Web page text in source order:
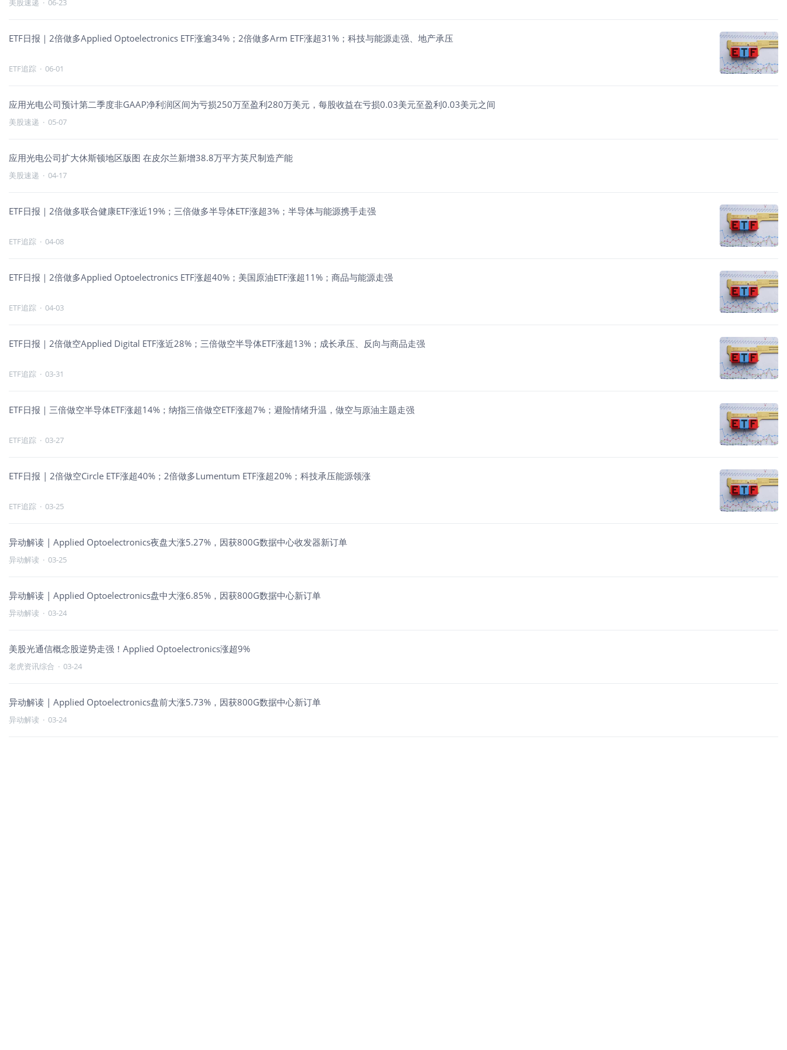
美股速递 · 06-23
ETF日报｜2倍做多Applied Optoelectronics ETF涨逾34%；2倍做多Arm ETF涨超31%；科技与能源走强、地产承压
ETF追踪 · 06-01
应用光电公司预计第二季度非GAAP净利润区间为亏损250万至盈利280万美元，每股收益在亏损0.03美元至盈利0.03美元之间
美股速递 · 05-07
应用光电公司扩大休斯顿地区版图 在皮尔兰新增38.8万平方英尺制造产能
美股速递 · 04-17
ETF日报｜2倍做多联合健康ETF涨近19%；三倍做多半导体ETF涨超3%；半导体与能源携手走强
ETF追踪 · 04-08
ETF日报｜2倍做多Applied Optoelectronics ETF涨超40%；美国原油ETF涨超11%；商品与能源走强
ETF追踪 · 04-03
ETF日报｜2倍做空Applied Digital ETF涨近28%；三倍做空半导体ETF涨超13%；成长承压、反向与商品走强
ETF追踪 · 03-31
ETF日报｜三倍做空半导体ETF涨超14%；纳指三倍做空ETF涨超7%；避险情绪升温，做空与原油主题走强
ETF追踪 · 03-27
ETF日报 | 2倍做空Circle ETF涨超40%；2倍做多Lumentum ETF涨超20%；科技承压能源领涨
ETF追踪 · 03-25
异动解读 | Applied Optoelectronics夜盘大涨5.27%，因获800G数据中心收发器新订单
异动解读 · 03-25
异动解读 | Applied Optoelectronics盘中大涨6.85%，因获800G数据中心新订单
异动解读 · 03-24
美股光通信概念股逆势走强！Applied Optoelectronics涨超9%
老虎资讯综合 · 03-24
异动解读 | Applied Optoelectronics盘前大涨5.73%，因获800G数据中心新订单
异动解读 · 03-24